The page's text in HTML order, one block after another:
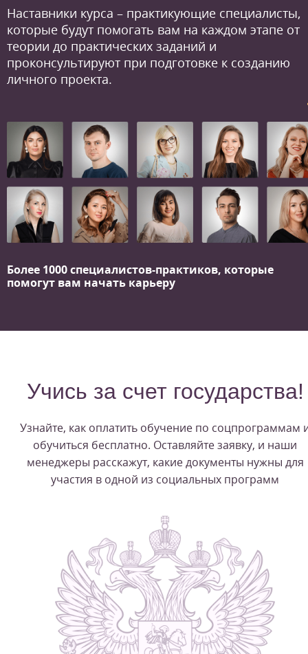
Наставники курса – практикующие специалисты,
которые будут помогать вам на каждом этапе от
теории до практических заданий и
проконсультируют при подготовке к созданию
личного проекта.
Более 1000 специалистов-практиков, которые
помогут вам начать карьеру
Учись за счет государства!
Узнайте, как оплатить обучение по соцпрограммам
обучиться бесплатно. Оставляйте заявку, и наши
менеджеры расскажут, какие документы нужны для
участия в одной из социальных программ